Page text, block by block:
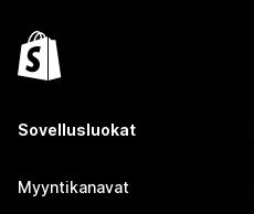
Sovellusluokat
Myyntikanavat